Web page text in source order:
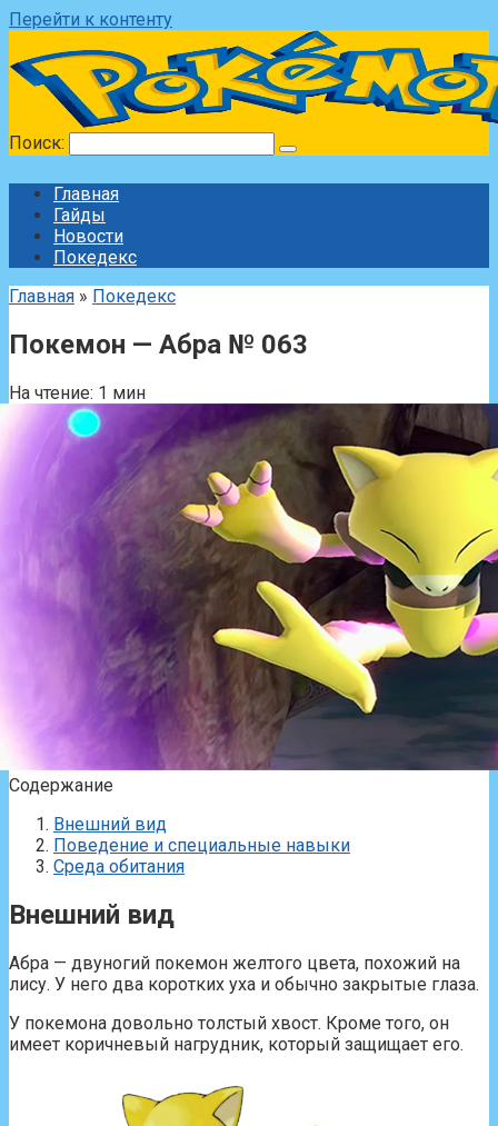
Перейти к контенту
Поиск:
Главная
Гайды
Новости
Покедекс
Главная » Покедекс
Покемон — Абра № 063
На чтение: 1 мин
Содержание
Внешний вид
Поведение и специальные навыки
Среда обитания
Внешний вид
Абра — двуногий покемон желтого цвета, похожий на
лису. У него два коротких уха и обычно закрытые глаза.
У покемона довольно толстый хвост. Кроме того, он
имеет коричневый нагрудник, который защищает его.